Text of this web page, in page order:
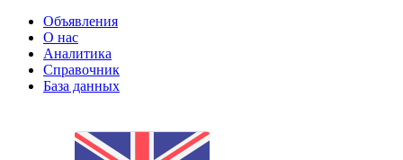
Объявления
О нас
Аналитика
Справочник
База данных